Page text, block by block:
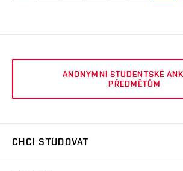
ANONYMNÍ STUDENTSKÉ
PŘEDMĚTŮM
CHCI STUDOVAT